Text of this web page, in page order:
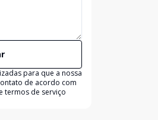
para que a nossa
de acordo com
termos de serviço